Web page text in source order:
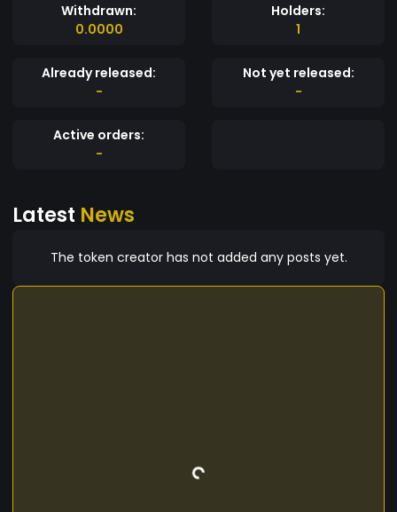
Withdrawn:
0.0000
Holders:
1
Already released:
-
Not yet released:
-
Active orders:
-
Latest News
The token creator has not added any posts yet.